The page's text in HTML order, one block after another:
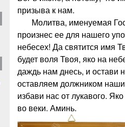
призыва к нам.
Молитва, именуемая
произнес ее для нашего
небесех! Да святится имя
будет воля Твоя, яко на
даждь нам днесь, и остави
оставляем должником
избави нас от лукавого.
во веки. Аминь.